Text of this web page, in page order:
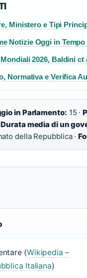
Ministero e Tipi
Notizie Oggi in Tempo
2026, Baldini ct
Normativa e Verifica
in Parlamento: 15 ·
Durata media di un
della Repubblica ·
(Wikipedia –
Italiana)